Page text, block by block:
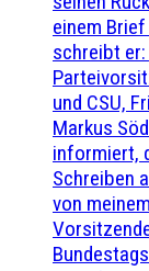
einem
schreibt er:
und CSU,
Markus
informiert,
Schreiben
von